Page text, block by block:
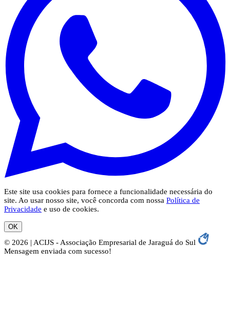
Este site usa cookies para fornece a funcionalidade necessária do
site. Ao usar nosso site, você concorda com nossa Política de
Privacidade e uso de cookies.
OK
© 2026 | ACIJS - Associação Empresarial de Jaraguá do Sul
Mensagem enviada com sucesso!